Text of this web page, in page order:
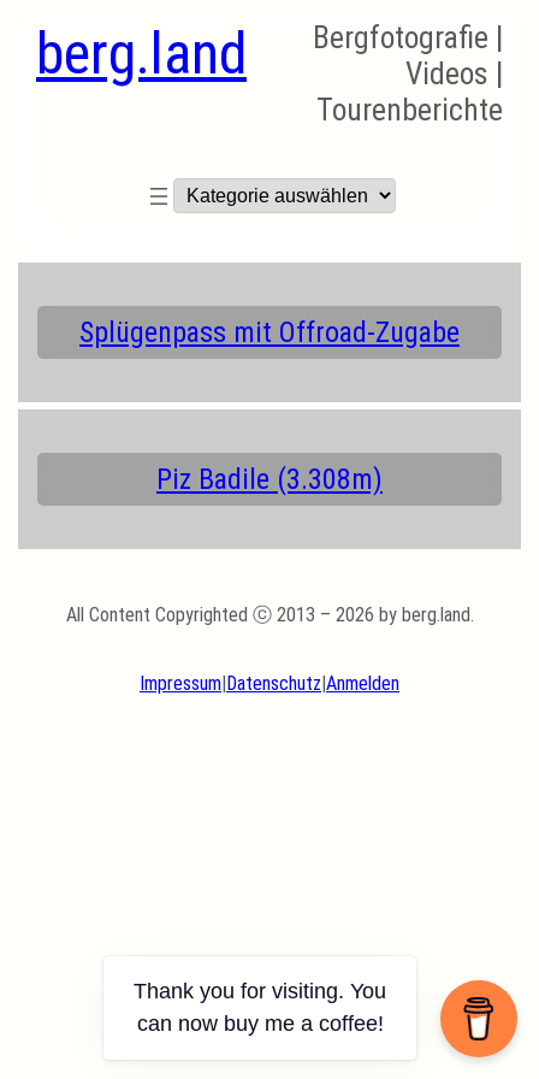
berg.land
Bergfotografie |
Videos |
Tourenberichte
Kategorien
Splügenpass mit Offroad-Zugabe
Piz Badile (3.308m)
All Content Copyrighted ⓒ 2013 – 2026 by berg.land.
Impressum|Datenschutz|Anmelden
Thank you for visiting. You
can now buy me a coffee!